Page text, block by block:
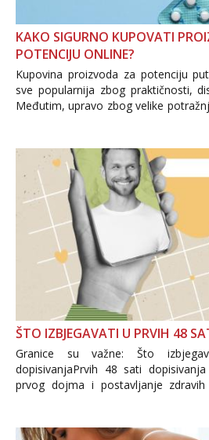
KAKO SIGURNO KUPOVATI
POTENCIJU ONLINE?
Kupovina proizvoda za potenciju
sve popularnija zbog praktičnosti,
Međutim, upravo zbog velike
i brojni krivotvoreni proizvodi,
ŠTO IZBJEGAVATI U PRVIH 48
Granice su važne: Što
dopisivanjaPrvih 48 sati
prvog dojma i postavljanje
Važno je izbjeći prebrzo
informacija, jer nepoznata
povjerenje. Takođe...